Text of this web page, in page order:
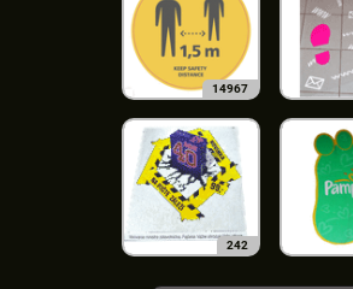
14967
242